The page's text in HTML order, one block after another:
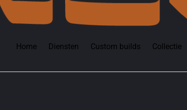
Home Diensten Custom builds Collectie